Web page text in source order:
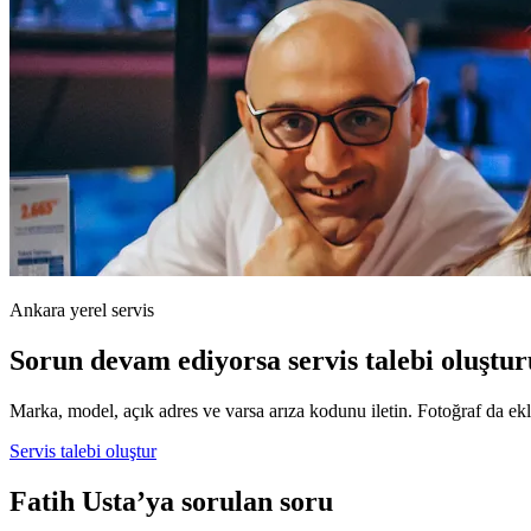
Ankara yerel servis
Sorun devam ediyorsa servis talebi
Marka, model, açık adres ve varsa arıza kodunu iletin. Fotoğraf da
Servis talebi oluştur
Fatih Usta’ya sorulan soru